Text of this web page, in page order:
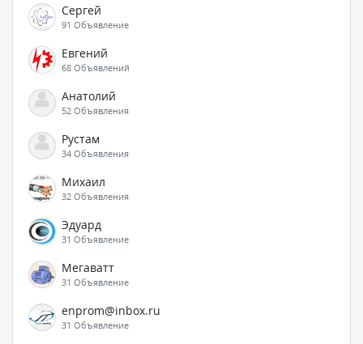
Сергей
91 Объявление
Евгений
68 Объявлений
Анатолий
52 Объявления
Рустам
34 Объявления
Михаил
32 Объявления
Эдуард
31 Объявление
Мегаватт
31 Объявление
enprom@inbox.ru
31 Объявление